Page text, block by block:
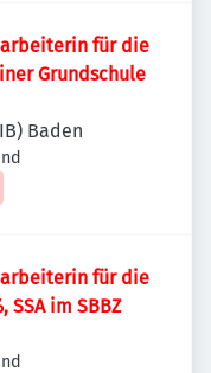
für die
Grundschule
Baden
für die
im SBBZ